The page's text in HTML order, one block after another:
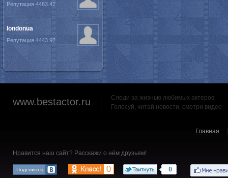
Репутация 4483.42
londonua
Репутация 4443.92
www.bestactor.ru
Следи за жизнью любимых актеров
Голосуй, читай новости, смотри видео
Главная
Нравится наш сайт? Расскажи о нём друзьям!